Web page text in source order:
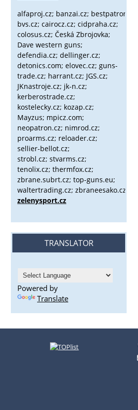
alfaproj.cz; banzai.cz; bestpatron.eu;
bvs.cz; cairocz.cz; cidpraha.cz;
colosus.cz; Česká Zbrojovka;
Dave western guns;
defendia.cz; dellinger.cz;
detonics.com; elovec.cz; guns-
trade.cz; harrant.cz; JGS.cz;
JKnastroje.cz; jk-n.cz;
kerberostrade.cz;
kostelecky.cz; kozap.cz;
Mayzus; mpicz.com;
neopatron.cz; nimrod.cz;
proarms.cz; reloader.cz;
sellier-bellot.cz;
strobl.cz; stvarms.cz;
tenolix.cz; thermfox.cz;
zbrane.subrt.cz; top-guns.eu;
waltertrading.cz; zbraneesako.cz;
zelenysport.cz
TRANSLATOR
Powered by
Translate